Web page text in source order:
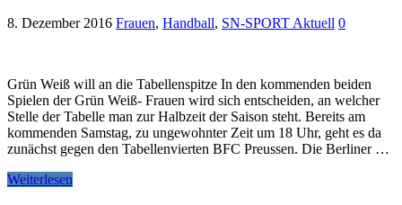
8. Dezember 2016 Frauen, Handball, SN-SPORT Aktuell 0
Grün Weiß will an die Tabellenspitze In den kommenden beiden
Spielen der Grün Weiß- Frauen wird sich entscheiden, an welcher
Stelle der Tabelle man zur Halbzeit der Saison steht. Bereits am
kommenden Samstag, zu ungewohnter Zeit um 18 Uhr, geht es da
zunächst gegen den Tabellenvierten BFC Preussen. Die Berliner …
Weiterlesen